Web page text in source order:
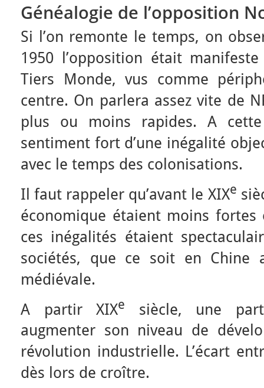
Généalogie de l’opposition
Si l’on remonte le temps, on
1950 l’opposition était
Tiers Monde, vus comme
centre. On parlera assez vite de
plus ou moins rapides. A
sentiment fort d’une inégalité
avec le temps des colonisations.
Il faut rappeler qu’avant le XIXe
économique étaient moins fortes
ces inégalités étaient
sociétés, que ce soit en Chine
médiévale.
A partir XIXe
siècle, une
augmenter son niveau de
révolution industrielle. L’écart
dès lors de croître.